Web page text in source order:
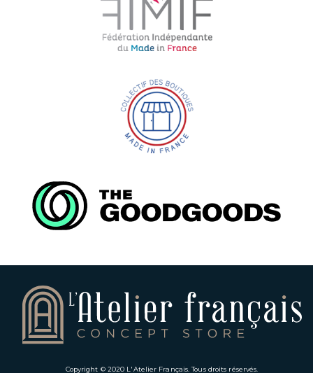
Copyright © 2020 L'Atelier Français . Tous droits réservés.